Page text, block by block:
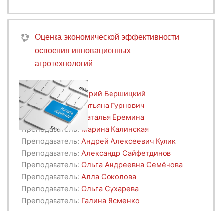
Оценка экономической эффективности
освоения инновационных
агротехнологий
Преподаватель:Юрий Бершицкий
Преподаватель: Татьяна Гурнович
Преподаватель:
Наталья Еремина
Преподаватель: Марина Калинская
Преподаватель: Андрей Алексеевич Кулик
Преподаватель: Александр Сайфетдинов
Преподаватель: Ольга Андреевна Семёнова
Преподаватель: Алла Соколова
Преподаватель: Ольга Сухарева
Преподаватель: Галина Ясменко